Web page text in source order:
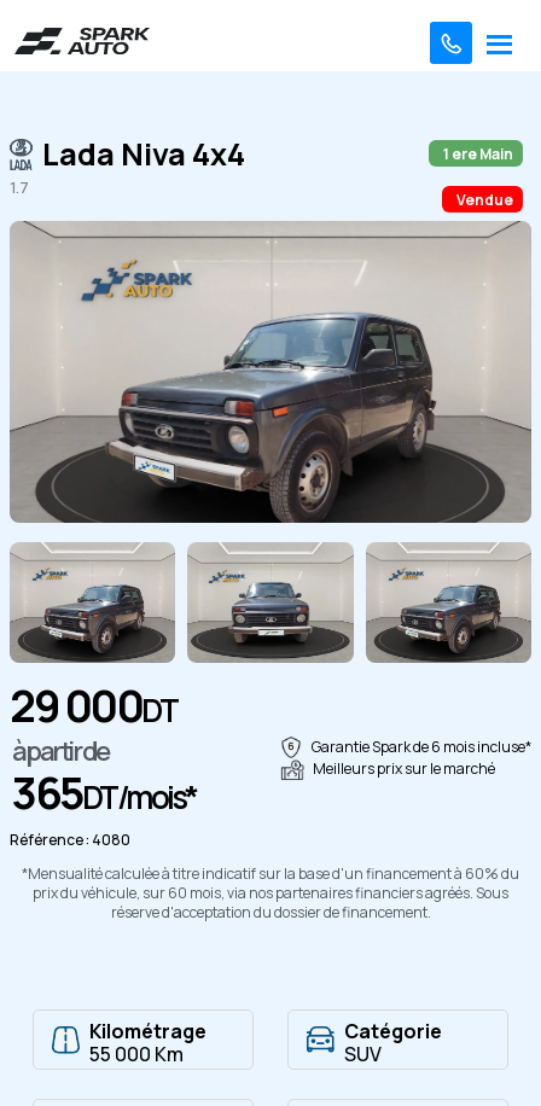
Lada Niva 4x4
1.7
Vendue
1 ere Main
29 000DT
à partir de
365DT/mois*
Référence : 4080
Garantie Spark de 6 mois incluse*
Meilleurs prix sur le marché
*Mensualité calculée à titre indicatif sur la base d'un financement à 60% du
prix du véhicule, sur 60 mois, via nos partenaires financiers agréés. Sous
réserve d'acceptation du dossier de financement.
Kilométrage
55 000 Km
Catégorie
SUV
Copier